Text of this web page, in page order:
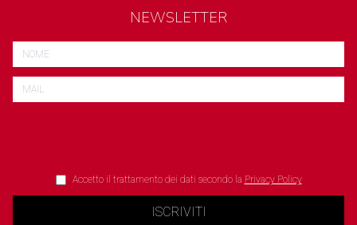
NEWSLETTER
Accetto il trattamento dei dati secondo la Privacy Policy
ISCRIVITI